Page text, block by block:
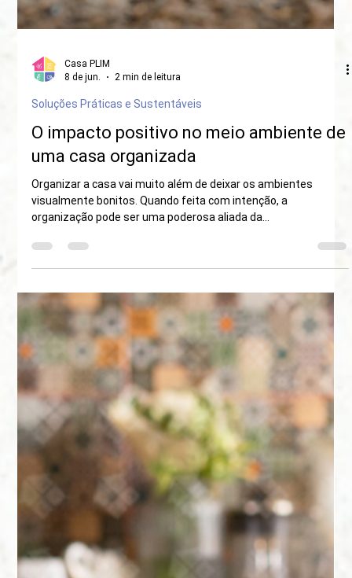
Casa PLIM
8 de jun.
2 min de leitura
Soluções Práticas e Sustentáveis
O impacto positivo no meio ambiente de
uma casa organizada
Organizar a casa vai muito além de deixar os ambientes
sustentabilidade e da preservação ambiental. Neste post,
vamos explorar como ter uma casa organizada pode gerar
impactos positivos no meio ambiente, reduzindo o consumo, o
desperdício e o descarte incorreto de resíduos.